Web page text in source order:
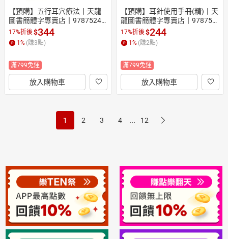
【預購】五行耳穴療法丨天龍
圖書簡體字專賣店丨97875247
03303 (tl2610)
17%折後$344
1 % (賺3點)
滿799免運
放入購物車
【預購】耳針使用手冊(精)丨天
龍圖書簡體字專賣店丨978752
4702320 (tl2610)
17%折後$244
1 % (賺2點)
滿799免運
放入購物車
1 2 3 4 ... 12